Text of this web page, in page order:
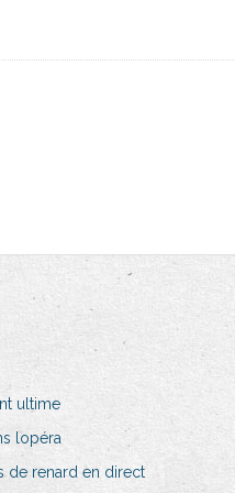
ultime
lopéra
de renard en direct